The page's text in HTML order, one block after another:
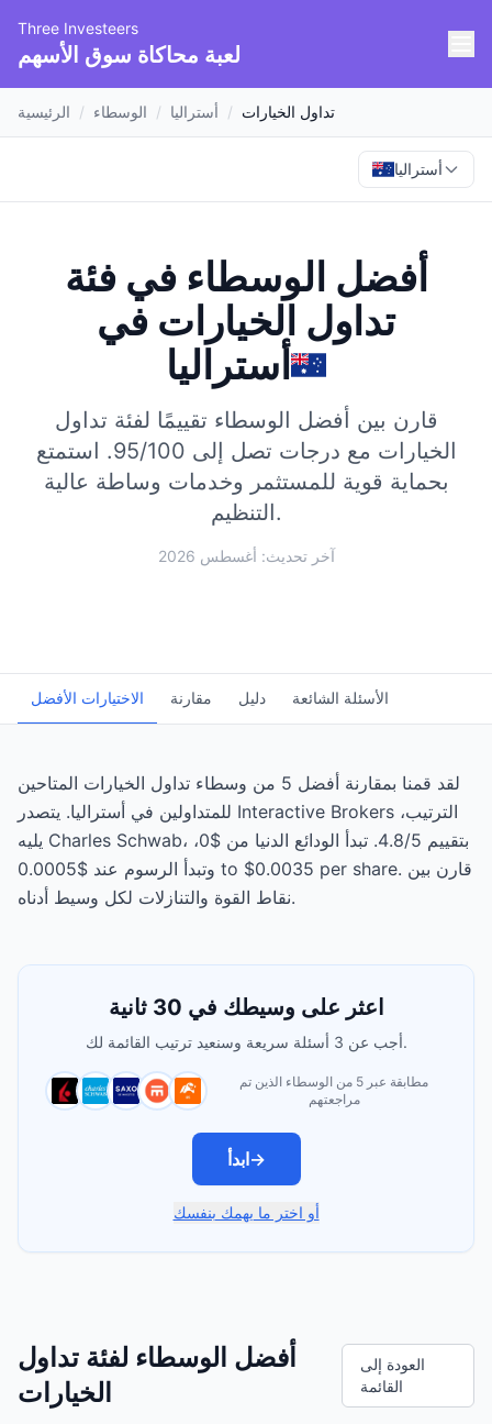
Three Investeers
لعبة محاكاة سوق الأسهم
الرئيسية / الوسطاء / أستراليا / تداول الخيارات
أستراليا
أفضل الوسطاء في فئة
تداول الخيارات في
أستراليا
قارن بين أفضل الوسطاء تقييمًا لفئة تداول
الخيارات مع درجات تصل إلى 95/100.
استمتع
بحماية قوية للمستثمر وخدمات وساطة عالية
التنظيم.
آخر تحديث: أغسطس 2026
الاختيارات الأفضل مقارنة دليل الأسئلة الشائعة
لقد قمنا بمقارنة أفضل 5 من وسطاء تداول الخيارات المتاحين
للمتداولين في أستراليا. يتصدر Interactive Brokers الترتيب،
يليه Charles Schwab، بتقييم 4.8/5. تبدأ الودائع الدنيا من $0،
وتبدأ الرسوم عند $0.0005 to $0.0035 per share. قارن بين
نقاط القوة والتنازلات لكل وسيط أدناه.
اعثر على وسيطك في 30 ثانية
أجب عن 3 أسئلة سريعة وسنعيد ترتيب القائمة لك.
مطابقة عبر 5 من الوسطاء الذين تم
مراجعتهم
ابدأ→
أو اختر ما يهمك بنفسك
أفضل الوسطاء لفئة تداول
الخيارات
العودة إلى
القائمة